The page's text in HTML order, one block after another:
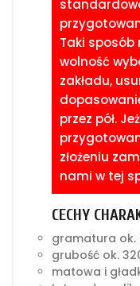
Taki
wolność
zakładu,
przez pół.
złożeniu
nami w tej
CECHY
gramatura ok.
grubość ok.
matowa i